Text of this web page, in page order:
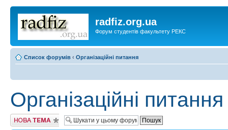
radfiz.org.ua
Форум студентів факультету РЕКС
Список форумів ‹ Організаційні питання
Організаційні питання
Створити нову
тему